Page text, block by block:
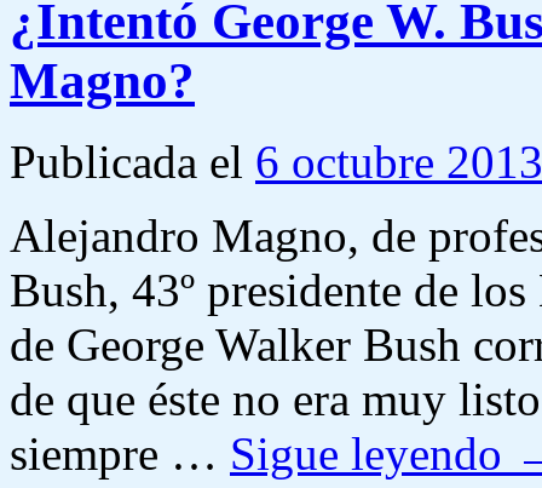
¿Intentó George W.
Magno?
Publicada el 6 octubre 2013
Alejandro Magno, de
Bush, 43º presidente de
de George Walker Bush
de que éste no era muy
siempre … Sigue leyendo